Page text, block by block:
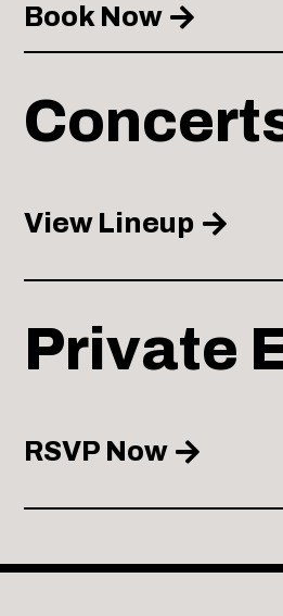
Book Now
View Lineup
Private
RSVP Now